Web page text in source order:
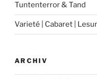
Tuntenterror & Tand
Varieté | Cabaret |
ARCHIV